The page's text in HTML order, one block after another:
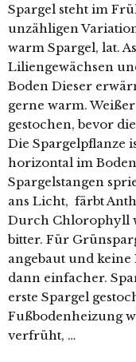
Spargel steht im
unzähligen
warm Spargel, lat.
Liliengewächsen
Boden Dieser
gerne warm.
gestochen, bevor
Die Spargelpflanze
horizontal im
Spargelstangen
ans Licht, färbt
Durch Chlorophyll
bitter. Für
angebaut und keine
dann einfacher.
erste Spargel
Fußbodenheizung
verfrüht, …